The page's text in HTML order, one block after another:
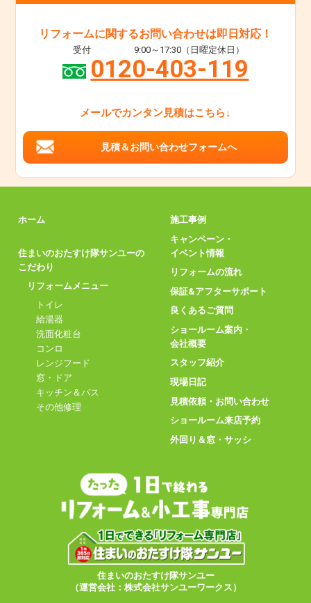
リフォームに関するお問い合わせは即日対応！
受付 9:00～17:30（日曜定休日）
0120-403-119
メールでカンタン見積はこちら↓
見積＆お問い合わせフォームへ
ホーム
住まいのおたすけ隊サンユーの
こだわり
リフォームメニュー
トイレ
給湯器
洗面化粧台
コンロ
レンジフード
窓・ドア
キッチン＆バス
その他修理
施工事例
キャンペーン・
イベント情報
リフォームの流れ
保証&アフターサポート
良くあるご質問
ショールーム案内・
会社概要
スタッフ紹介
現場日記
見積依頼・お問い合わせ
ショールーム来店予約
外回り＆窓・サッシ
住まいのおたすけ隊サンユー
（運営会社：株式会社サンユーワークス）